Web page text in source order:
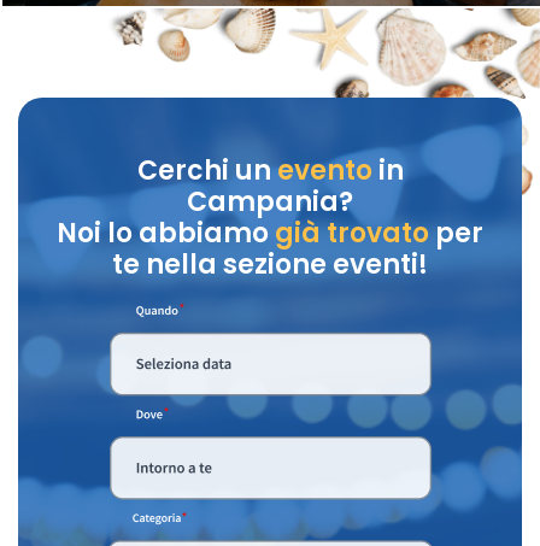
Cerchi unevento in
Campania?
Noi lo abbiamo già trovatoper
te nella sezione eventi!